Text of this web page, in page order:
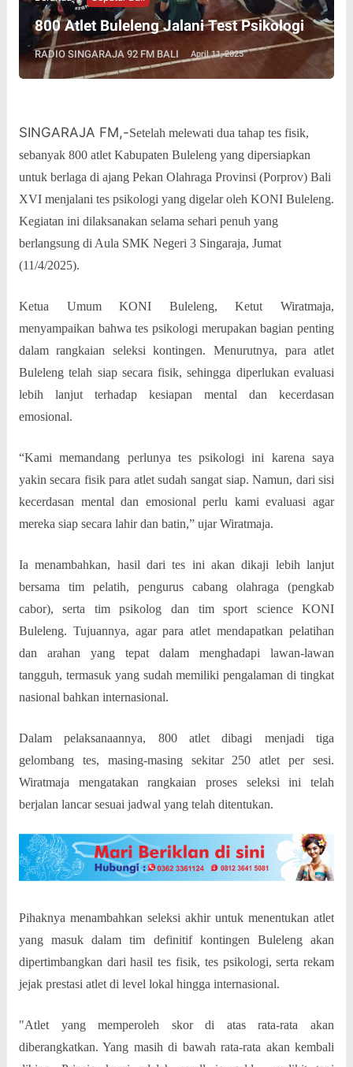
800 Atlet Buleleng Jalani Test Psikologi
RADIO SINGARAJA 92 FM BALI April 11, 2025
SINGARAJA FM,-Setelah melewati dua tahap tes fisik,
sebanyak 800 atlet Kabupaten Buleleng yang dipersiapkan
untuk berlaga di ajang Pekan Olahraga Provinsi (Porprov) Bali
XVI menjalani tes psikologi yang digelar oleh KONI Buleleng.
Kegiatan ini dilaksanakan selama sehari penuh yang
berlangsung di Aula SMK Negeri 3 Singaraja, Jumat
(11/4/2025).
Ketua Umum KONI Buleleng, Ketut Wiratmaja,
menyampaikan bahwa tes psikologi merupakan bagian penting
dalam rangkaian seleksi kontingen. Menurutnya, para atlet
Buleleng telah siap secara fisik, sehingga diperlukan evaluasi
lebih lanjut terhadap kesiapan mental dan kecerdasan
emosional.
“Kami memandang perlunya tes psikologi ini karena saya
yakin secara fisik para atlet sudah sangat siap. Namun, dari sisi
kecerdasan mental dan emosional perlu kami evaluasi agar
mereka siap secara lahir dan batin,” ujar Wiratmaja.
Ia menambahkan, hasil dari tes ini akan dikaji lebih lanjut
bersama tim pelatih, pengurus cabang olahraga (pengkab
cabor), serta tim psikolog dan tim sport science KONI
Buleleng. Tujuannya, agar para atlet mendapatkan pelatihan
dan arahan yang tepat dalam menghadapi lawan-lawan
tangguh, termasuk yang sudah memiliki pengalaman di tingkat
nasional bahkan internasional.
Dalam pelaksanaannya, 800 atlet dibagi menjadi tiga
gelombang tes, masing-masing sekitar 250 atlet per sesi.
Wiratmaja mengatakan rangkaian proses seleksi ini telah
berjalan lancar sesuai jadwal yang telah ditentukan.
Pihaknya menambahkan seleksi akhir untuk menentukan atlet
yang masuk dalam tim definitif kontingen Buleleng akan
dipertimbangkan dari hasil tes fisik, tes psikologi, serta rekam
jejak prestasi atlet di level lokal hingga internasional.
"Atlet yang memperoleh skor di atas rata-rata akan
diberangkatkan. Yang masih di bawah rata-rata akan kembali